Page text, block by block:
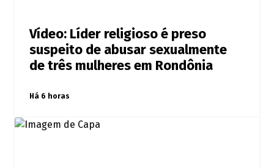
Vídeo: Líder religioso é preso
suspeito de abusar sexualmente
de três mulheres em Rondônia
Há 6 horas